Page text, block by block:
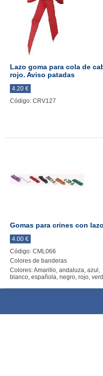
Lazo goma para cola de
rojo. Aviso patadas
4.20 €
Código: CRV127
Gomas para crines con lazo
4.00 €
Código: CML066
Colores de banderas
Colores: Amarillo, andaluza, azul,
blanco, española, negro, rojo,